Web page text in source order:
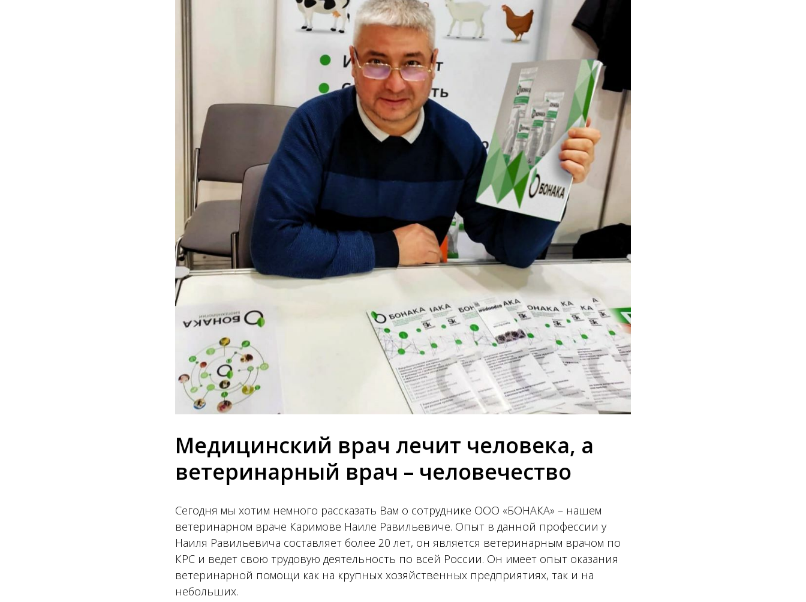
Медицинский врач лечит человека, а
ветеринарный врач – человечество
Сегодня мы хотим немного рассказать Вам о сотруднике ООО «БОНАКА» – нашем
ветеринарном враче Каримове Наиле Равильевиче. Опыт в данной профессии у
Наиля Равильевича составляет более 20 лет, он является ветеринарным врачом по
КРС и ведет свою трудовую деятельность по всей России. Он имеет опыт оказания
ветеринарной помощи как на крупных хозяйственных предприятиях, так и на
небольших.